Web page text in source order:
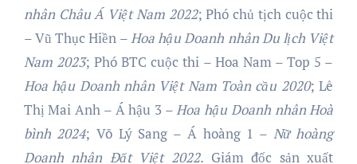
nhân Châu Á Việt Nam 2022; Phó chủ tịch cuộc thi
– Vũ Thục Hiền –Hoa hậu Doanh nhân Du lịch Việt
Nam 2023; Phó BTC cuộc thi – Hoa Nam – Top 5 –
Hoa hậu Doanh nhân Việt Nam Toàn cầu 2020; Lê
Thị Mai Anh – Á hậu 3 –Hoa hậu Doanh nhân Hoà
bình 2024; Võ Lý Sang – Á hoàng 1 – Nữ hoàng
Doanh nhân Đất Việt 2022. Giám đốc sản xuất